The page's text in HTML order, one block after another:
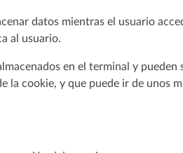
datos mientras el usuario
al usuario.
en el terminal y pueden
la cookie, y que puede ir de unos